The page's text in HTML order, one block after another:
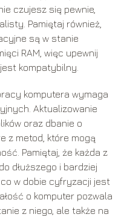
czujesz się pewnie,
Pamiętaj również,
są w stanie
RAM, więc upewnij
kompatybilny.
komputera wymaga
Aktualizowanie
oraz dbanie o
z metod, które mogą
Pamiętaj, że każda z
dłuższego i bardziej
w dobie cyfryzacji jest
o komputer pozwala
z niego, ale także na